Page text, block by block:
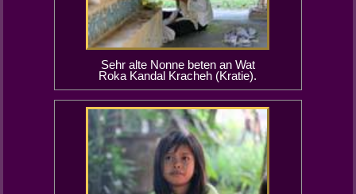
Sehr alte Nonne beten an Wat
Roka Kandal Kracheh (Kratie).